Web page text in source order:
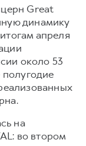
₽
Great
динамику
апреля
около 53
полугодие
на
во втором